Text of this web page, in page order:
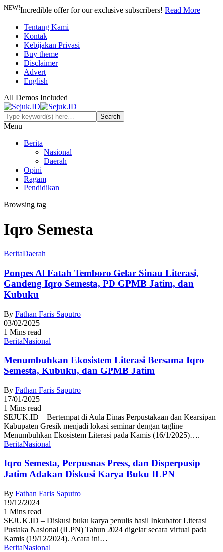
NEW!Incredible offer for our exclusive subscribers! Read More
Tentang Kami
Kontak
Kebijakan Privasi
Buy theme
Disclaimer
Advert
English
All Demos Included
Menu
Berita
Nasional
Daerah
Opini
Ragam
Pendidikan
Browsing tag
Iqro Semesta
BeritaDaerah
Ponpes Al Fatah Temboro Gelar Sinau Literasi,
Gandeng Iqro Semesta, PD GPMB Jatim, dan
Kubuku
By Fathan Faris Saputro
03/02/2025
1 Mins read
BeritaNasional
Menumbuhkan Ekosistem Literasi Bersama Iqro
Semesta, Kubuku, dan GPMB Jatim
By Fathan Faris Saputro
17/01/2025
1 Mins read
SEJUK.ID – Bertempat di Aula Dinas Perpustakaan dan Kearsipan
Kabupaten Gresik menjadi lokasi seminar dengan tagline
Menumbuhkan Ekosistem Literasi pada Kamis (16/1/2025)….
BeritaNasional
Iqro Semesta, Perpusnas Press, dan Disperpusip
Jatim Adakan Diskusi Karya Buku ILPN
By Fathan Faris Saputro
19/12/2024
1 Mins read
SEJUK.ID – Diskusi buku karya penulis hasil Inkubator Literasi
Pustaka Nasional (ILPN) Tahun 2024 digelar secara virtual pada
Kamis (19/12/2024). Acara ini…
BeritaNasional